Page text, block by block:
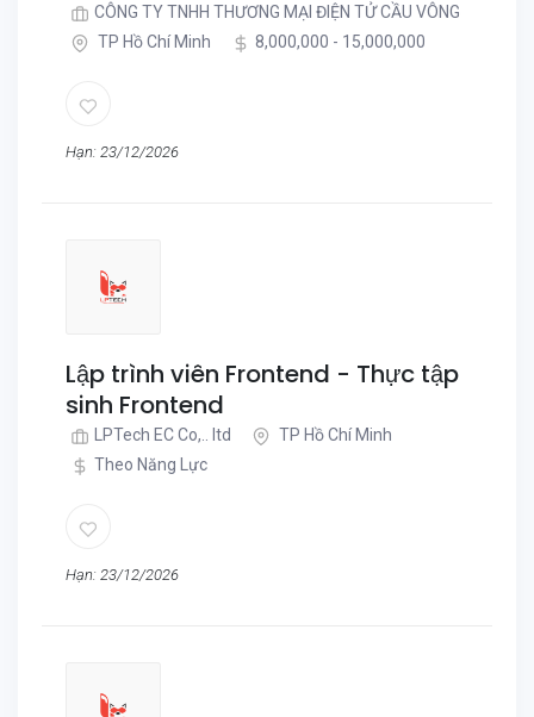
CÔNG TY TNHH THƯƠNG MẠI ĐIỆN TỬ CẦU VÔNG
TP Hồ Chí Minh
8,000,000 - 15,000,000
Hạn: 23/12/2026
Lập trình viên Frontend - Thực tập
sinh Frontend
LPTech EC Co,.. ltd
TP Hồ Chí Minh
Theo Năng Lực
Hạn: 23/12/2026